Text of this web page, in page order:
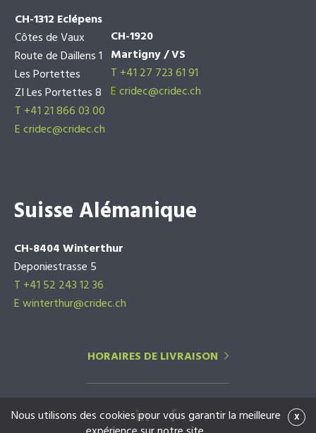
CH-1312 Eclépens
Côtes de Vaux
Route de Daillens 1
Les Portettes
ZI Les Portettes 8
T +41 21 866 03 00
Ecridec@cridec.ch
CH-1920
Martigny / VS
T +41 27 723 61 91
Ecridec@cridec.ch
Suisse Alémanique
CH-8404 Winterthur
Deponiestrasse 5
T +41 52 243 12 36
E winterthur@cridec.ch
HORAIRES DE LIVRAISON
x
Nous utilisons des cookies pour vous garantir la meilleure